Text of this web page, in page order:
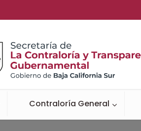
Contraloría General